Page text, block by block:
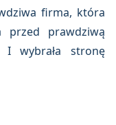
firma, która
przed prawdziwą
I wybrała stronę